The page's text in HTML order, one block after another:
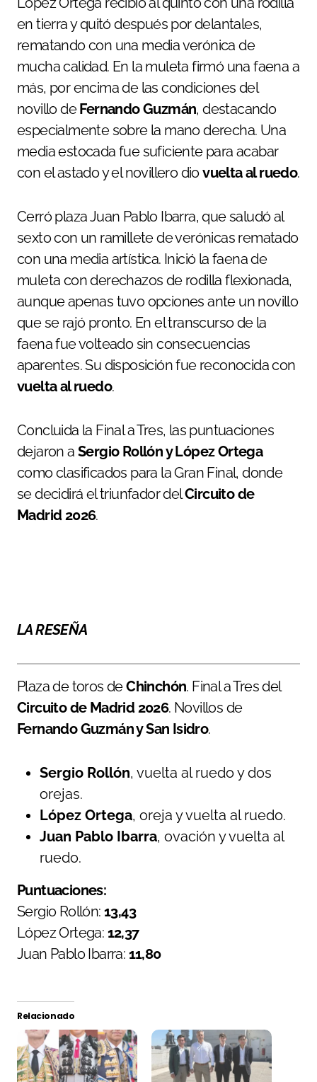
en tierra y quitó después por delantales,
rematando con una media verónica de
mucha calidad. En la muleta firmó una faena a
más, por encima de las condiciones del
novillo deFernando Guzmán, destacando
especialmente sobre la mano derecha. Una
media estocada fue suficiente para acabar
con el astado y el novillero diovuelta al ruedo.
Cerró plaza Juan Pablo Ibarra, que saludó al
sexto con un ramillete de verónicas rematado
con una media artística. Inició la faena de
muleta con derechazos de rodilla flexionada,
aunque apenas tuvo opciones ante un novillo
que se rajó pronto. En el transcurso de la
faena fue volteado sin consecuencias
aparentes. Su disposición fue reconocida con
vuelta al ruedo.
Concluida la Final a Tres, las puntuaciones
dejaron aSergio Rollón y López Ortega
como clasificados para la Gran Final, donde
se decidirá el triunfador delCircuito de
Madrid 2026.
LA RESEÑA
Plaza de toros deChinchón. Final a Tres del
Circuito de Madrid 2026. Novillos de
Fernando Guzmán y San Isidro.
Sergio Rollón, vuelta al ruedo y dos
orejas.
López Ortega, oreja y vuelta al ruedo.
Juan Pablo Ibarra, ovación y vuelta al
ruedo.
Puntuaciones:
Sergio Rollón: 13,43
López Ortega: 12,37
Juan Pablo Ibarra: 11,80
Relacionado